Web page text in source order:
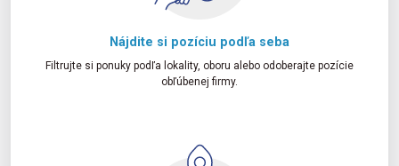
Nájdite si pozíciu podľa seba
Filtrujte si ponuky podľa lokality, oboru alebo odoberajte pozície
obľúbenej firmy.